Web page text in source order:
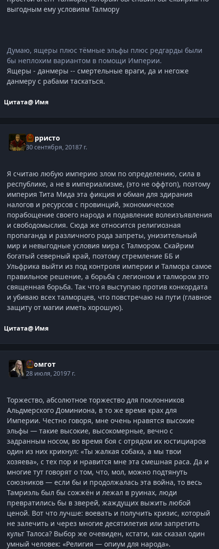
выгодным ему условиям Талмору
Думаю, ящеры плюс тёмные эльфы плюс редгарды были
бы неплохим вариантом в помощи Империи.
Ящеры - данмеры -- смертельные враги, да и негоже
данмеру с рабами таскаться.
Цитата@ Имя
Корристо
30 сентября, 20187 г.
Я считаю любую империю злом по определению, сила в
республике, а не в империализме, (это не оффтоп), поэтому
империя Тита Мида эта фикция и обман для здирания
налогов и ресурсов с провинций, экономическое
порабощение своего народа и подавление волеизъявления
и свободомыслия. Сюда же относится религиозная
пропаганда и различного рода запреты, унизительный
мир и невыгодные условия мира с Талмором. Скайрим
богатый северный край, поэтому стремление ББ и
Ульфрика выйти из под контроля империи и Талмора самое
правильное решение, а борьба с легионом и талмором это
священная борьба. Так что я выступаю против конкордата
и убиваю всех талморцев, что повстречаю на пути (главное
защиту от магии иметь хорошую).
Цитата@ Имя
Громгот
28 июля, 20197 г.
Торжество, абсолютное торжество для поклонников
Альдмерского Доминиона, в то же время крах для
Империи. Честно говоря, мне очень нравятся высокие
эльфы — такие высокие, высокомерные, вечно с
задранным носом, во время боя с отрядом их юстициаров
один из них крикнул: «Ты жалкая собака, а мы твои
хозяева», с тех пор и нравится мне эта смешная раса. Да и
многие тут говорят о том, что, мол, можно подтянуть
союзников — если бы и продолжалась эта война, то весь
Тамриэль был бы сожжён и лежал в руинах, люди
превратились бы в зверей, жаждущих выжить любой
ценой. Вот что лучше: воевать и получить кризис, который
не залечить и через многие десятилетия или запретить
культ Талоса? Выбор же очевиден, кстати, как сказал один
умный человек: «Религия — опиум для народа».